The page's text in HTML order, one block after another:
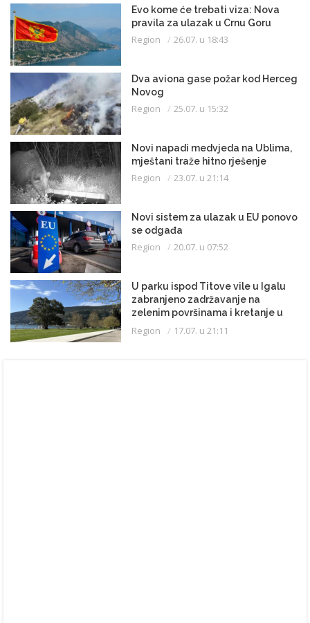
Evo kome će trebati viza: Nova
pravila za ulazak u Crnu Goru
Region 26.07. u 18:43
Dva aviona gase požar kod Herceg
Novog
Region 25.07. u 15:32
Novi napadi medvjeda na Ublima,
mještani traže hitno rješenje
Region 23.07. u 21:14
Novi sistem za ulazak u EU ponovo
se odgađa
Region 20.07. u 07:52
U parku ispod Titove vile u Igalu
zabranjeno zadržavanje na
zelenim površinama i kretanje u
kupaćem kostimu
Region 17.07. u 21:11